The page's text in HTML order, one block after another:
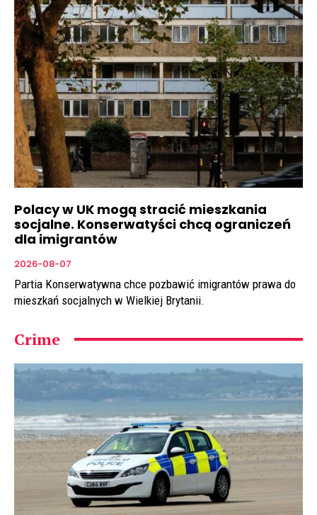
Polacy w UK mogą stracić mieszkania
socjalne. Konserwatyści chcą ograniczeń
dla imigrantów
2026-08-07
Partia Konserwatywna chce pozbawić imigrantów prawa do
mieszkań socjalnych w Wielkiej Brytanii.
Crime